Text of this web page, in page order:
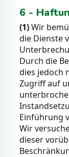
6 -
(1)Wir
die Dienste
Durch die
dies jedoch
Zugriff auf
Einführung
Wir
dieser